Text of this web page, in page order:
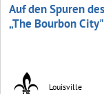
Auf den Spuren
„The Bourbon
Louisville